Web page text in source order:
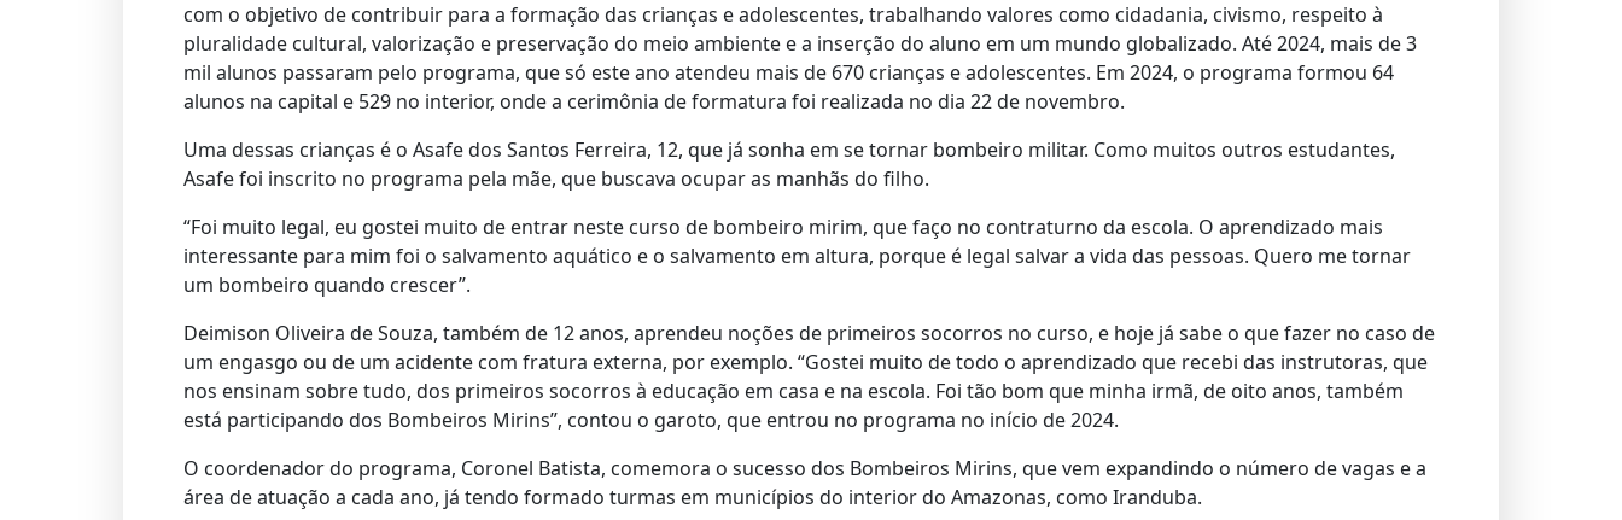
com o objetivo de contribuir para a formação das crianças e adolescentes, trabalhando valores como cidadania, civismo, respeito à
pluralidade cultural, valorização e preservação do meio ambiente e a inserção do aluno em um mundo globalizado. Até 2024, mais de 3
mil alunos passaram pelo programa, que só este ano atendeu mais de 670 crianças e adolescentes. Em 2024, o programa formou 64
alunos na capital e 529 no interior, onde a cerimônia de formatura foi realizada no dia 22 de novembro.
Uma dessas crianças é o Asafe dos Santos Ferreira, 12, que já sonha em se tornar bombeiro militar. Como muitos outros estudantes,
Asafe foi inscrito no programa pela mãe, que buscava ocupar as manhãs do filho.
“Foi muito legal, eu gostei muito de entrar neste curso de bombeiro mirim, que faço no contraturno da escola. O aprendizado mais
interessante para mim foi o salvamento aquático e o salvamento em altura, porque é legal salvar a vida das pessoas. Quero me tornar
um bombeiro quando crescer”.
Deimison Oliveira de Souza, também de 12 anos, aprendeu noções de primeiros socorros no curso, e hoje já sabe o que fazer no caso de
um engasgo ou de um acidente com fratura externa, por exemplo. “Gostei muito de todo o aprendizado que recebi das instrutoras, que
nos ensinam sobre tudo, dos primeiros socorros à educação em casa e na escola. Foi tão bom que minha irmã, de oito anos, também
está participando dos Bombeiros Mirins”, contou o garoto, que entrou no programa no início de 2024.
O coordenador do programa, Coronel Batista, comemora o sucesso dos Bombeiros Mirins, que vem expandindo o número de vagas e a
área de atuação a cada ano, já tendo formado turmas em municípios do interior do Amazonas, como Iranduba.